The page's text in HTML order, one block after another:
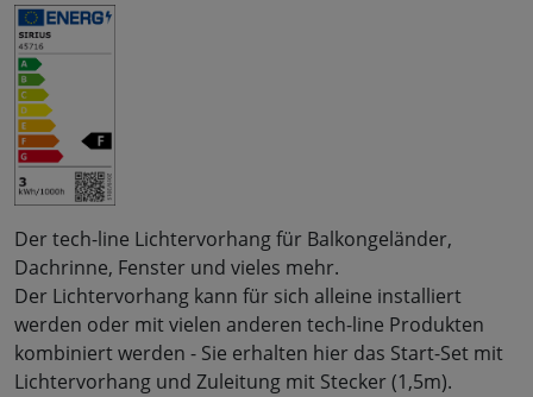
Der tech-line Lichtervorhang für Balkongeländer,
Dachrinne, Fenster und vieles mehr.
Der Lichtervorhang kann für sich alleine installiert
werden oder mit vielen anderen tech-line Produkten
kombiniert werden - Sie erhalten hier das Start-Set mit
Lichtervorhang und Zuleitung mit Stecker (1,5m).